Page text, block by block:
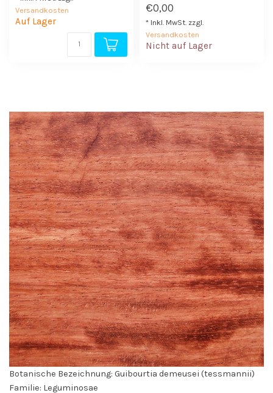
Versandkosten
Auf Lager
€0,00
* Inkl. MwSt. zzgl.
Versandkosten
Nicht auf Lager
Botanische Bezeichnung: Guibourtia demeusei (tessmannii)
Familie: Leguminosae